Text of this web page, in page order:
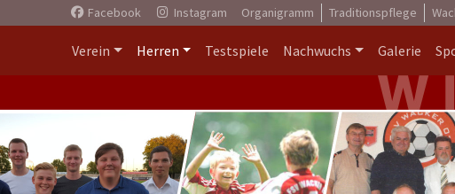
Facebook Instagram Organigramm Traditionspflege
Verein Herren Testspiele Nachwuchs Galerie